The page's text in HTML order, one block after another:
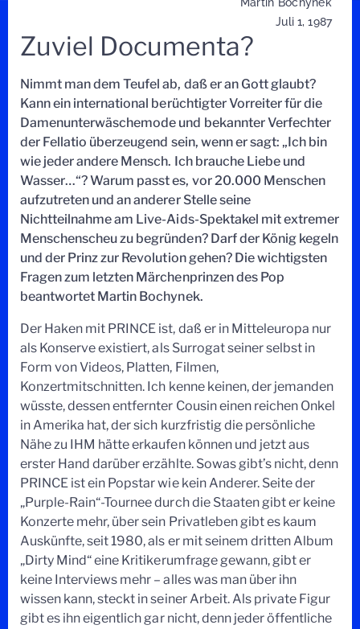
Juli 1, 1987
Zuviel Documenta?
Nimmt man dem Teufel ab, daß er an Gott glaubt?
Kann ein international berüchtigter Vorreiter für die
Damenunterwäschemode und bekannter Verfechter
der Fellatio überzeugend sein, wenn er sagt: „Ich bin
wie jeder andere Mensch. Ich brauche Liebe und
Wasser…“? Warum passt es, vor 20.000 Menschen
aufzutreten und an anderer Stelle seine
Nichtteilnahme am Live-Aids-Spektakel mit extremer
Menschenscheu zu begründen? Darf der König kegeln
und der Prinz zur Revolution gehen? Die wichtigsten
Fragen zum letzten Märchenprinzen des Pop
beantwortet Martin Bochynek.
Der Haken mit PRINCE ist, daß er in Mitteleuropa nur
als Konserve existiert, als Surrogat seiner selbst in
Form von Videos, Platten, Filmen,
Konzertmitschnitten. Ich kenne keinen, der jemanden
wüsste, dessen entfernter Cousin einen reichen Onkel
in Amerika hat, der sich kurzfristig die persönliche
Nähe zu IHM hätte erkaufen können und jetzt aus
erster Hand darüber erzählte. Sowas gibt’s nicht, denn
PRINCE ist ein Popstar wie kein Anderer. Seite der
„Purple-Rain“-Tournee durch die Staaten gibt er keine
Konzerte mehr, über sein Privatleben gibt es kaum
Auskünfte, seit 1980, als er mit seinem dritten Album
„Dirty Mind“ eine Kritikerumfrage gewann, gibt er
keine Interviews mehr – alles was man über ihn
wissen kann, steckt in seiner Arbeit. Als private Figur
gibt es ihn eigentlich gar nicht, denn jeder öffentliche